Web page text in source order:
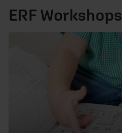
ERF Workshops